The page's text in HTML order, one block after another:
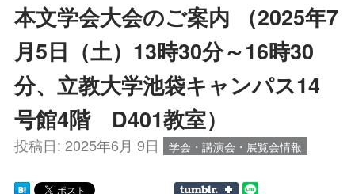
本文学会大会のご案内 （2025年7
月5日（土）13時30分～16時30
分、立教大学池袋キャンパス14
号館4階 D401教室）
投稿日: 2025年6月 9日 学会・講演会・展覧会情報